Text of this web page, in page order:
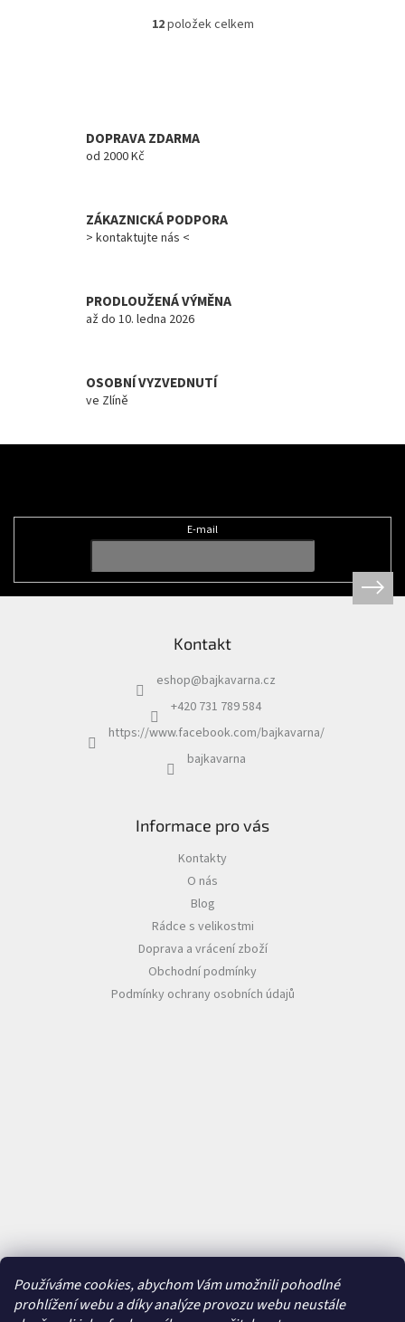
Používáme cookies, abychom Vám umožnili pohodlné
prohlížení webu a díky analýze provozu webu neustále
O
k
p
i
12položek celkem
DOPRAVA ZDARMA
od 2000 Kč
ZÁKAZNICKÁ PODPORA
> kontaktujte nás <
PRODLOUŽENÁ VÝMĚNA
až do 10. ledna 2026
OSOBNÍ VYZVEDNUTÍ
ve Zlíně
E-mail
Kontakt
eshop@bajkavarna.cz
+420 731 789 584
https://www.facebook.com/bajkavarna/
bajkavarna
Informace pro vás
Kontakty
O nás
Blog
Rádce s velikostmi
Doprava a vrácení zboží
Obchodní podmínky
Podmínky ochrany osobních údajů